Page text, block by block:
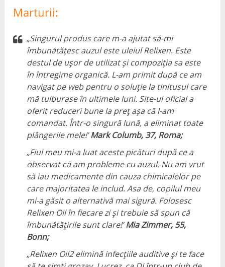
Marturii:
„Singurul produs care m-a ajutat să-mi
îmbunătățesc auzul este uleiul Relixen. Este
destul de ușor de utilizat și compoziția sa este
în întregime organică. L-am primit după ce am
navigat pe web pentru o soluție la tinitusul care
mă tulburase în ultimele luni. Site-ul oficial a
oferit reduceri bune la preț așa că l-am
comandat. Într-o singură lună, a eliminat toate
plângerile mele!’Mark Columb, 37, Roma;
„Fiul meu mi-a luat aceste picături după ce a
observat că am probleme cu auzul. Nu am vrut
să iau medicamente din cauza chimicalelor pe
care majoritatea le includ. Asa de, copilul meu
mi-a găsit o alternativă mai sigură. Folosesc
Relixen Oil în fiecare zi și trebuie să spun că
îmbunătățirile sunt clare!’Mia Zimmer, 55,
Bonn;
„Relixen Oil2 elimină infecțiile auditive și te face